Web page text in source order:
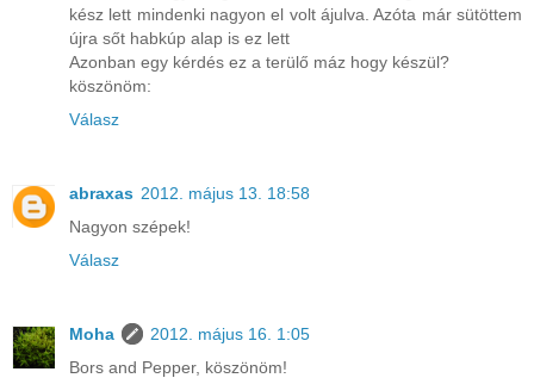
kész lett mindenki nagyon el volt ájulva. Azóta már sütöttem
újra sőt habkúp alap is ez lett
Azonban egy kérdés ez a terülő máz hogy készül?
köszönöm:
Válasz
abraxas 2012. május 13. 18:58
Nagyon szépek!
Válasz
Moha
2012. május 16. 1:05
Bors and Pepper, köszönöm!